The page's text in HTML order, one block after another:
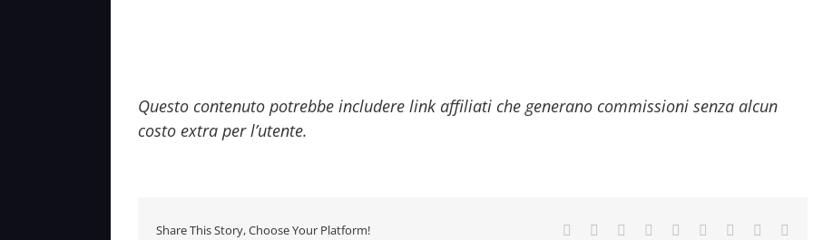
Questo contenuto potrebbe includere link affiliati che generano commissioni senza alcun
costo extra per l’utente.
Share This Story, Choose Your Platform! Facebook
TwitterReddit LinkedInWhatsApp
TumblrPinterest